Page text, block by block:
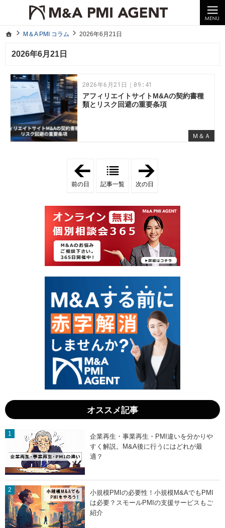
ホームM＆A PMI コラム 2026年6月21日
2026年6月21日
10年以上の経験。企業の経営統合や売却はM＆A PMI AGENTへ。
M＆A PMI コラム｜M＆A・PMI・事業承継のポイントや成功事例をわかりやすくご紹介
Ｍ＆Ａ
2026年6月21日｜09:41
アフィリエイトサイトM&Aの契約書種
類とリスク回避の重要条項
6
月
0
日
」
前の日 記事一覧
6
月
2
2
日
」
次の日
オススメ記事
企業再生・事業再生・PMI違いを分かりや
すく解説。M&A後に行うにはどれが最
適？
小規模PMIの必要性！小規模M&AでもPMI
は必要？スモールPMIの支援サービスもご
紹介
ホームM＆A PMI コラム 2026年6月21日